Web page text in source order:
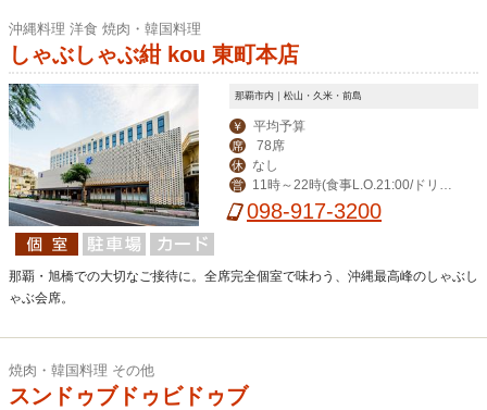
沖縄料理 洋食 焼肉・韓国料理
しゃぶしゃぶ紺 kou 東町本店
那覇市内｜松山・久米・前島
￥ 平均予算
席 78席
休 なし
営
11時～22時(食事L.O.21:00/ドリン
クL.O.21:30)※11時～14時まではラン
098-917-3200
那覇・旭橋での大切なご接待に。全席完全個室で味わう、沖縄最高峰のしゃぶし
ゃぶ会席。
焼肉・韓国料理 その他
スンドゥブドゥビドゥブ